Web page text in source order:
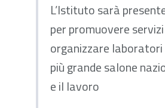
L’Istituto sarà
per promuovere
organizzare
più grande salone
e il lavoro